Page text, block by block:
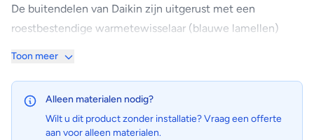
De buitendelen van Daikin zijn uitgerust met een
roestbestendige warmetewisselaar (blauwe lamellen)
eenvoudig worden gemonteerd op een dak of terras of
gewoon tegen de buitenmuur
Kies voor een R-32-product om uw milieu-impact te
Toon meer
Alleen materialen nodig?
Wilt u dit product zonder installatie? Vraag een offerte
aan voor alleen materialen.